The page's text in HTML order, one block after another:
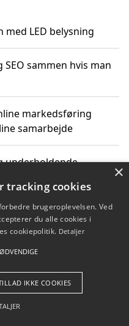
LED belysning
sammen hvis man
markedsføring
samarbejde
underholdende
fremme
Pilanto Aps
×
tracking cookies
brugeroplevelsen. Ved
du alle cookies i
cookiepolitik. Detaljer
IKKE COOKIES